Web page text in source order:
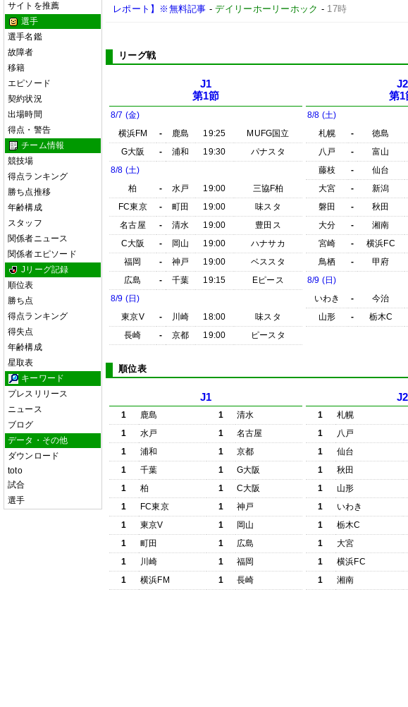
サイトを推薦
選手
選手名鑑
故障者
移籍
エピソード
契約状況
出場時間
得点・警告
チーム情報
競技場
得点ランキング
勝ち点推移
年齢構成
スタッフ
関係者ニュース
関係者エピソード
Jリーグ記録
順位表
勝ち点
得点ランキング
得失点
年齢構成
星取表
キーワード
プレスリリース
ニュース
ブログ
データ・その他
ダウンロード
toto
試合
選手
レポート】※無料記事 -デイリーホーリーホック - 17時
リーグ戦
J1
第1節
8/7 (金)
横浜FM
- 鹿島 19:25
MUFG国立
G大阪
- 浦和 19:30
パナスタ
8/8 (土)
柏
- 水戸 19:00
三協F柏
FC東京
- 町田 19:00
味スタ
名古屋
- 清水 19:00
豊田ス
C大阪
- 岡山 19:00
ハナサカ
福岡
- 神戸 19:00
ベススタ
広島
- 千葉 19:15
Eピース
8/9 (日)
東京V
- 川崎 18:00
味スタ
長崎
- 京都 19:00 ピースタ
J2
第1
8/8 (土)
札幌
- 徳島
八戸
- 富山
藤枝
- 仙台
大宮
- 新潟
磐田
- 秋田
大分
- 湘南
宮崎
- 横浜FC
鳥栖
- 甲府
8/9 (日)
いわき
- 今治
山形
- 栃木C
順位表
J1
1 鹿島 1
清水
1
水戸 1
名古屋
1
浦和 1
京都
1
千葉 1
G大阪
1
柏 1
C大阪
1
FC東京 1
神戸
1
東京V 1
岡山
1
町田 1
広島
1
川崎 1
福岡
1
横浜FM 1 長崎
J2
1 札幌
1
八戸
1
仙台
1
秋田
1
山形
1
いわき
1
栃木C
1
大宮
1
横浜FC
1
湘南